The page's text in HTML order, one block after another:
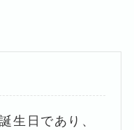
生日であり、